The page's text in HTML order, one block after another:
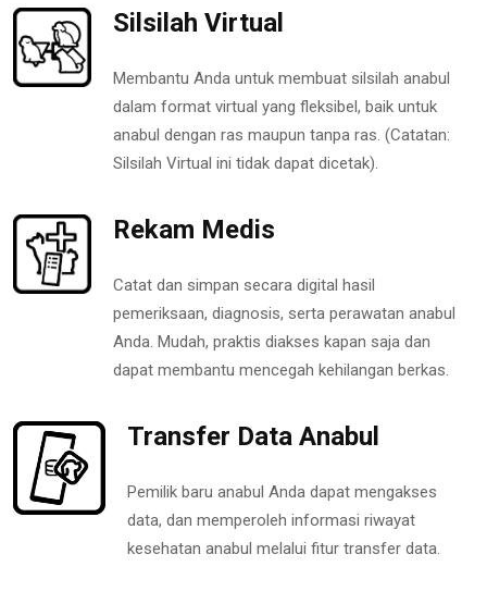
Silsilah Virtual
Membantu Anda untuk membuat silsilah anabul
dalam format virtual yang fleksibel, baik untuk
anabul dengan ras maupun tanpa ras. (Catatan:
Silsilah Virtual ini tidak dapat dicetak).
Rekam Medis
Catat dan simpan secara digital hasil
pemeriksaan, diagnosis, serta perawatan anabul
Anda. Mudah, praktis diakses kapan saja dan
dapat membantu mencegah kehilangan berkas.
Transfer Data Anabul
Pemilik baru anabul Anda dapat mengakses
data, dan memperoleh informasi riwayat
kesehatan anabul melalui fitur transfer data.